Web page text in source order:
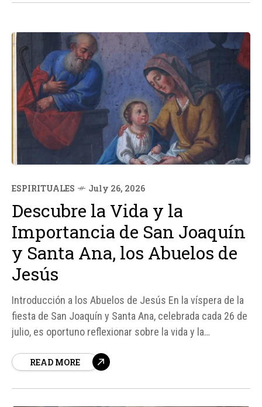
ESPIRITUALES July 26, 2026
Descubre la Vida y la
Importancia de San Joaquín
y Santa Ana, los Abuelos de
Jesús
Introducción a los Abuelos de Jesús En la víspera de la
fiesta de San Joaquín y Santa Ana, celebrada cada 26 de
julio, es oportuno reflexionar sobre la vida y la
los abuelos de Jesús. Según fuentes católicas, su
READ MORE